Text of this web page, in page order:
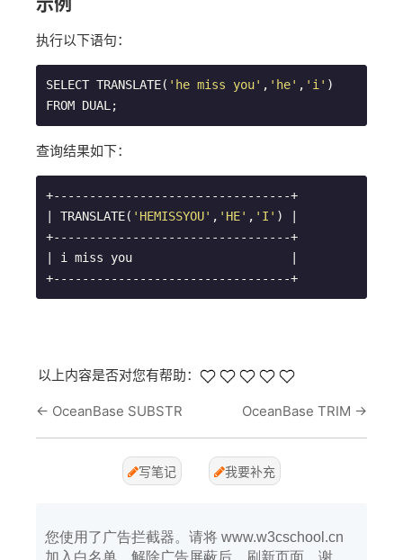
示例
执行以下语句：
SELECT TRANSLATE( 'he miss you' , 'he' , 'i' )
FROM DUAL;
查询结果如下：
+---------------------------------+
| TRANSLATE( 'HEMISSYOU' , 'HE' , 'I' ) |
+---------------------------------+
| i miss you                      |
+---------------------------------+
以上内容是否对您有帮助：
← OceanBase SUBSTR OceanBase TRIM →
写笔记 我要补充
您使用了广告拦截器。请将 www.w3cschool.cn
加入白名单，解除广告屏蔽后，刷新页面。谢